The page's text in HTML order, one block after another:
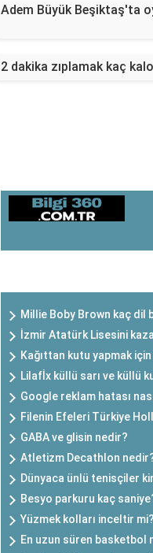
Adem Büyük Beşiktaş'ta
2 dakika zıplamak kaç
Millie Boby Brown kaç dil
İzmir Atatürk Lisesini
Kağıttan kutu yapmak için
Lilafİx küllü sarı ve küllü
Google reklam hatası
Filenin Efeleri Türkiye
GABA ve glisin nedir?
Atletizm Decathlon
Dünyaca ünlü tenisçiler
Besyo parkuru kaç
Yüzmek kolları inceltir mi?
En uzun süren basketbol